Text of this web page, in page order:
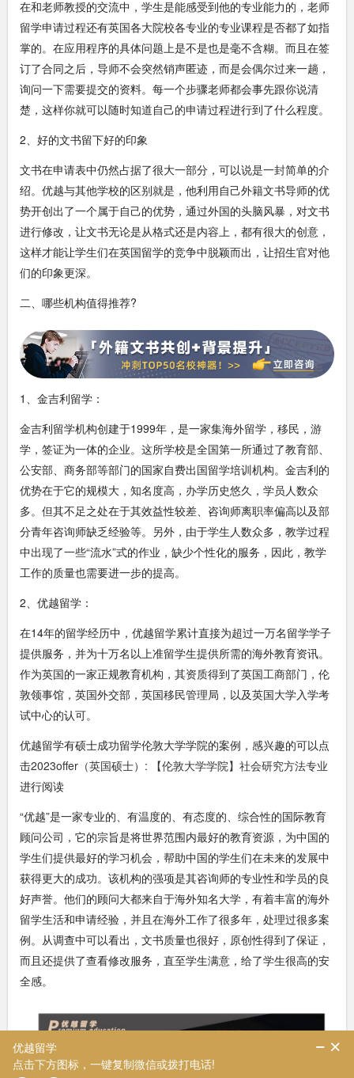
在和老师教授的交流中，学生是能感受到他的专业能力的，老师
留学申请过程还有英国各大院校各专业的专业课程是否都了如指
掌的。在应用程序的具体问题上是不是也是毫不含糊。而且在签
订了合同之后，导师不会突然销声匿迹，而是会偶尔过来一趟，
询问一下需要提交的资料。每一个步骤老师都会事先跟你说清
楚，这样你就可以随时知道自己的申请过程进行到了什么程度。
2、好的文书留下好的印象
文书在申请表中仍然占据了很大一部分，可以说是一封简单的介
绍。优越与其他学校的区别就是，他利用自己外籍文书导师的优
势开创出了一个属于自己的优势，通过外国的头脑风暴，对文书
进行修改，让文书无论是从格式还是内容上，都有很大的创意，
这样才能让学生们在英国留学的竞争中脱颖而出，让招生官对他
们的印象更深。
二、哪些机构值得推荐?
1、金吉利留学：
金吉利留学机构创建于1999年，是一家集海外留学，移民，游
学，签证为一体的企业。这所学校是全国第一所通过了教育部、
公安部、商务部等部门的国家自费出国留学培训机构。金吉利的
优势在于它的规模大，知名度高，办学历史悠久，学员人数众
多。但其不足之处在于其效益性较差、咨询师离职率偏高以及部
分青年咨询师缺乏经验等。另外，由于学生人数众多，教学过程
中出现了一些“流水”式的作业，缺少个性化的服务，因此，教学
工作的质量也需要进一步的提高。
2、优越留学：
在14年的留学经历中，优越留学累计直接为超过一万名留学学子
提供服务，并为十万名以上准留学生提供所需的海外教育资讯。
作为英国的一家正规教育机构，其资质得到了英国工商部门，伦
敦领事馆，英国外交部，英国移民管理局，以及英国大学入学考
试中心的认可。
优越留学有硕士成功留学伦敦大学学院的案例，感兴趣的可以点
击2023offer（英国硕士）: 【伦敦大学学院】社会研究方法专业
进行阅读
“优越”是一家专业的、有温度的、有态度的、综合性的国际教育
顾问公司，它的宗旨是将世界范围内最好的教育资源，为中国的
学生们提供最好的学习机会，帮助中国的学生们在未来的发展中
获得更大的成功。该机构的强项是其咨询师的专业性和学员的良
好声誉。他们的顾问大都来自于海外知名大学，有着丰富的海外
留学生活和申请经验，并且在海外工作了很多年，处理过很多案
例。从调查中可以看出，文书质量也很好，原创性得到了保证，
而且还提供了查看修改服务，直至学生满意，给了学生很高的安
全感。